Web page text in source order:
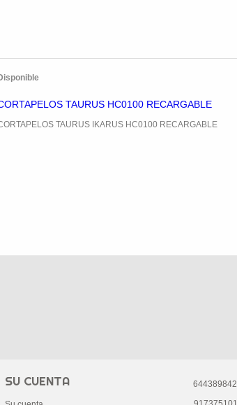
TAURUS HC0100 RECARGABLE
TAURUS IKARUS HC0100 RECARGABLE
SU CUENTA
644389842